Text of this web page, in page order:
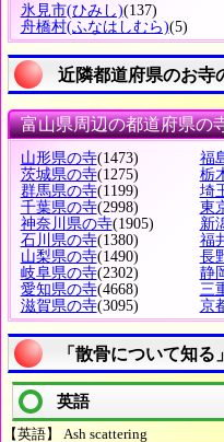
氷見市(ひみし)(137)
舟橋村(ふなはしむら)(5)
近隣都道府県のお寺
富山県周辺の都道府県の
山形県の寺(1473) 福
茨城県の寺(1275) 栃
群馬県の寺(1199) 埼
千葉県の寺(2998) 東
神奈川県の寺(1905) 新
石川県の寺(1380) 福
山梨県の寺(1490) 長
岐阜県の寺(2302) 静
愛知県の寺(4668) 三
滋賀県の寺(3095) 京
「散骨について知る
英語
【英語】 Ash scattering